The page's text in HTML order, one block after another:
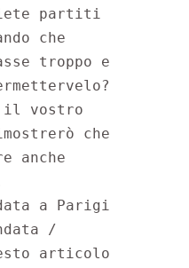
partiti
che
troppo e
il vostro
che
anche
a Parigi
/
articolo